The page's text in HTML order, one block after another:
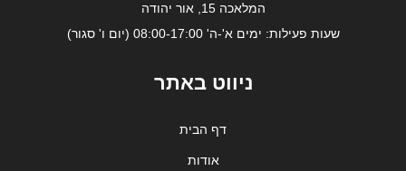
המלאכה 15, אור יהודה
שעות פעילות: ימים א'-ה' 08:00-17:00 (יום ו' סגור)
ניווט באתר
דף הבית
אודות